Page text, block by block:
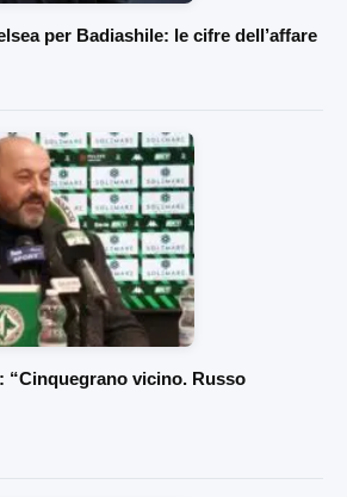
per Badiashile: le cifre dell’affare
“Cinquegrano vicino. Russo